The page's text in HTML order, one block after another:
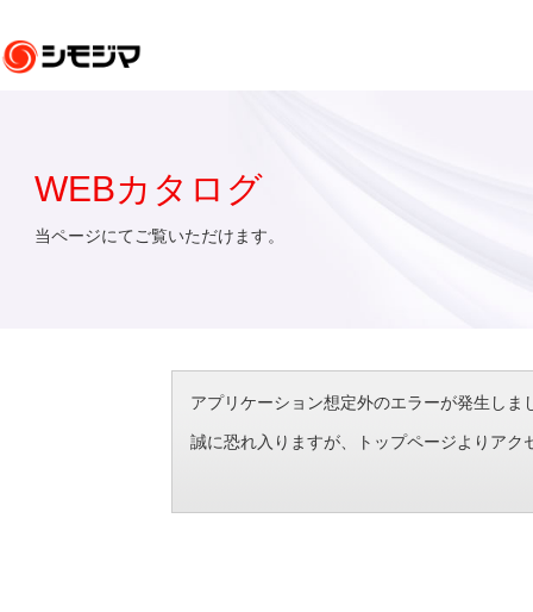
WEBカタログ
当ページにてご覧いただけます。
アプリケーション想定外のエラーが発生し
誠に恐れ入りますが、トップページよりアク